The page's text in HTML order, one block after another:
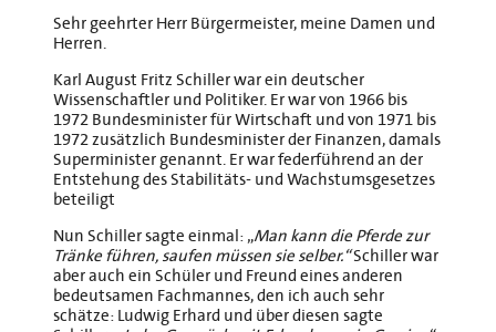
Sehr geehrter Herr Bürgermeister, meine Damen und
Herren.
Karl August Fritz Schiller war ein deutscher
Wissenschaftler und Politiker. Er war von 1966 bis
1972 Bundesminister für Wirtschaft und von 1971 bis
1972 zusätzlich Bundesminister der Finanzen, damals
Superminister genannt. Er war federführend an der
Entstehung des Stabilitäts- und Wachstumsgesetzes
beteiligt
Nun Schiller sagte einmal: „Man kann die Pferde zur
Tränke führen, saufen müssen sie selber.“Schiller war
aber auch ein Schüler und Freund eines anderen
bedeutsamen Fachmannes, den ich auch sehr
schätze: Ludwig Erhard und über diesen sagte